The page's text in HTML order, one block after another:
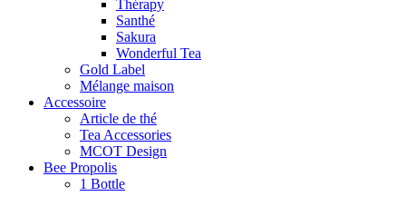
Thérapy
Santhé
Sakura
Wonderful Tea
Gold Label
Mélange maison
Accessoire
Article de thé
Tea Accessories
MCOT Design
Bee Propolis
1 Bottle